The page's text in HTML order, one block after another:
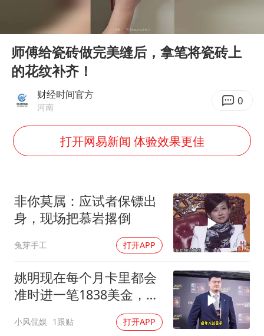
视频丨中国东方电气集团原党组副书记、董事宋致远被查
梁家辉：到内地拍戏不是北上是回归
酒店回应车内过夜被收150元
“不怕六爷挂得多 就怕六爷挂一颗”
牛津大学一纸声明甩不了锅
网传《披荆斩棘2026》名单
女主硬加吻戏短剧已下架
浙江台州《告全体市民书》
人民的健康、体质、幸福一脉相承
Play
师傅给瓷砖做完美缝后，拿笔将瓷砖上
的花纹补齐！
财经时间官方
河南 0
打开网易新闻 体验效果更佳
非你莫属：应试者保镖出
身，现场把慕岩撂倒
兔芽手工 打开APP
姚明现在每个月卡里都会
准时进一笔1838美金，折
合人民币一万三左右
小风侃娱 1跟贴 打开APP